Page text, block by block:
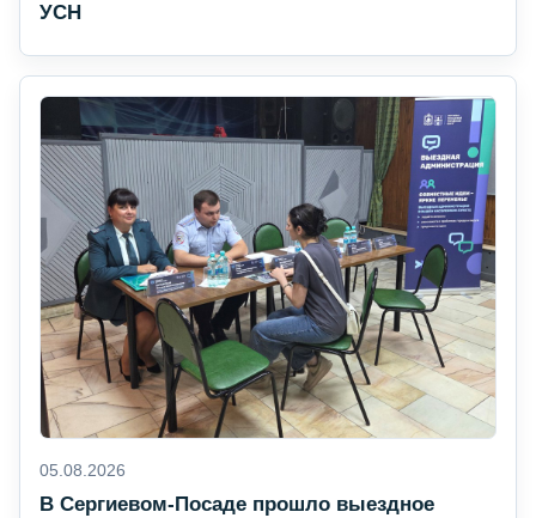
УСН
05.08.2026
В Сергиевом-Посаде прошло выездное